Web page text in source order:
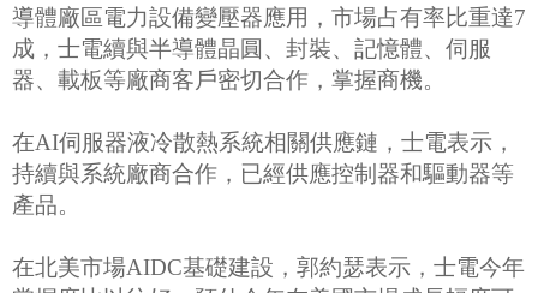
導體廠區電力設備變壓器應用，市場占有率比重達7
成，士電續與半導體晶圓、封裝、記憶體、伺服
器、載板等廠商客戶密切合作，掌握商機。
在AI伺服器液冷散熱系統相關供應鏈，士電表示，
持續與系統廠商合作，已經供應控制器和驅動器等
產品。
在北美市場AIDC基礎建設，郭約瑟表示，士電今年